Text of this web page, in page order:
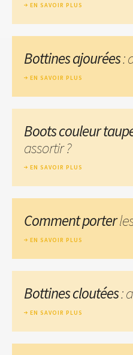
EN SAVOIR PLUS
Bottines ajourées:
EN SAVOIR PLUS
Boots couleur
assortir ?
EN SAVOIR PLUS
Comment porter
EN SAVOIR PLUS
Bottines cloutées:
EN SAVOIR PLUS